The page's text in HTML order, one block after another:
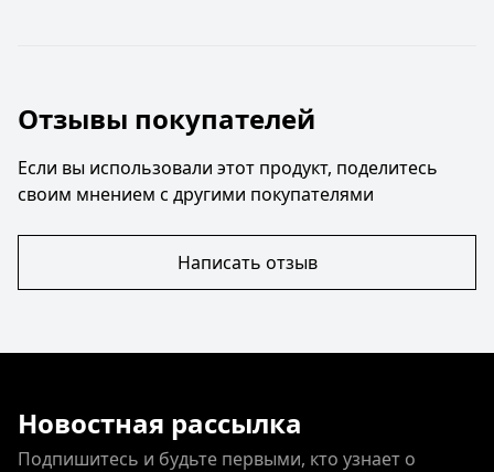
Отзывы покупателей
Если вы использовали этот продукт, поделитесь
своим мнением с другими покупателями
Написать отзыв
Новостная рассылка
Подпишитесь и будьте первыми, кто узнает о